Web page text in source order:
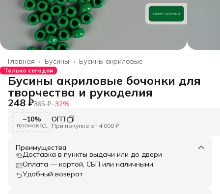
Бусины акриловые
Бусины ›
Главная ›
Только сегодня
Бусины акриловые бочонки для
творчества и рукоделия
248 ₽365 ₽−32%
−10%
промокод
ОПТ
При покупке от 4 000 ₽
Преимущества
Доставка в пункты выдачи или до двери
Оплата — картой, СБП или наличными
Удобный возврат